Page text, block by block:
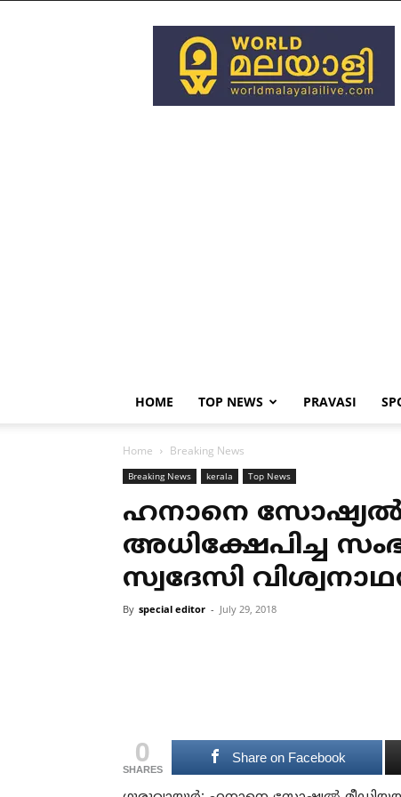
World
Malayali
Live
HOME TOP NEWS PRAVASI
Home Breaking News
Breaking News kerala Top News
ഹനാനെ സോഷ്യല്‍
അധിക്ഷേപിച്ച
സ്വദേസി
By special editor - July 29, 2018
0
SHARES
Share on Facebook